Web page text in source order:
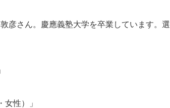
彦さん。慶應義塾大学を卒業しています。選
性）」